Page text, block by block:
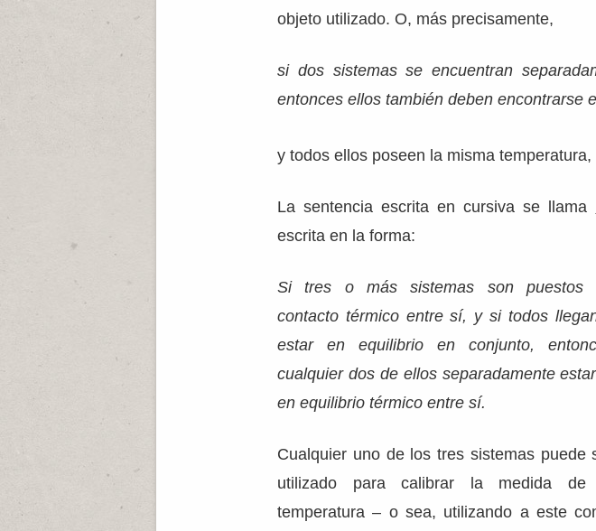
objeto utilizado. O, más precisamente,
si dos sistemas se encuentran
entonces ellos también deben encontrarse
y todos ellos poseen la misma
La sentencia escrita en cursiva se llama
escrita en la forma:
Si tres o más sistemas son puestos
contacto térmico entre sí, y si todos
estar en equilibrio en conjunto,
cualquier dos de ellos separadamente
en equilibrio térmico entre sí.
Cualquier uno de los tres sistemas puede
utilizado para calibrar la medida de
temperatura – o sea, utilizando a este